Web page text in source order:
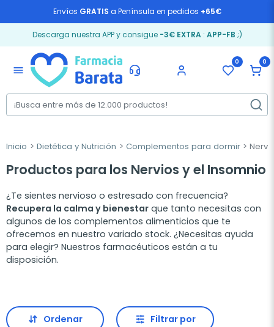
Envíos GRATIS a Península en pedidos +65€
Descarga nuestra APP y consigue -3€ EXTRA: APP-FB ;)
menu
0 0
Inicio Dietética y Nutrición Complementos para dormir
Productos para los Nervios y el Insomnio
¿Te sientes nervioso o estresado con frecuencia?
Recupera la calma y bienestar que tanto necesitas con
algunos de los complementos alimenticios que te
ofrecemos en nuestro variado stock. ¿Necesitas ayuda
para elegir? Nuestros farmacéuticos están a tu
disposición.
Ordenar Filtrar por